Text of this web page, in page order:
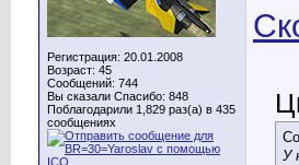
Регистрация: 20.01.2008
Возраст: 45
Сообщений: 744
Вы сказали Спасибо: 848
Поблагодарили 1,829 раз(а) в 435
сообщениях
У